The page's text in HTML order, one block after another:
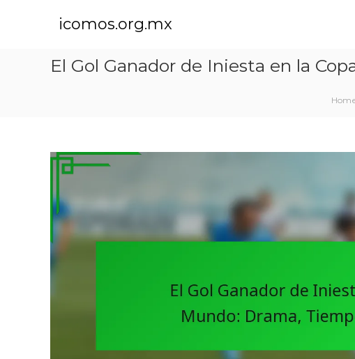
icomos.org.mx
El Gol Ganador de Iniesta en la